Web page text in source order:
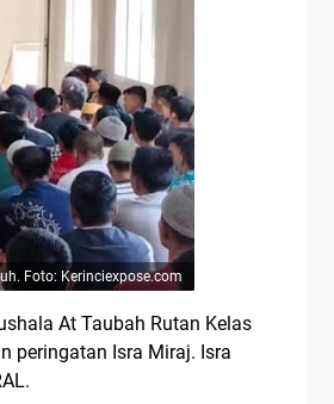
Foto: Kerinciexpose.com
At Taubah Rutan Kelas
peringatan Isra Miraj. Isra